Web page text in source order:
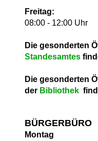
Freitag:
08:00 - 12:00 Uhr
Die gesonderten
Standesamtes
Die gesonderten
der Bibliothek
BÜRGERBÜRO
Montag